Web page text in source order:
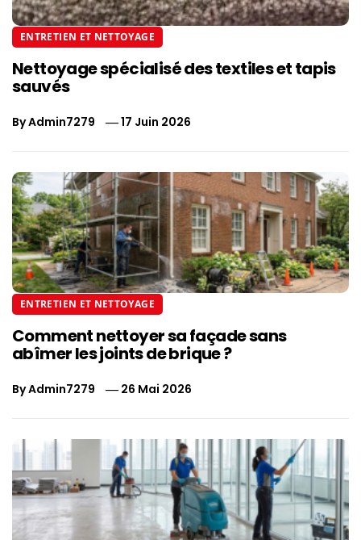
ENTRETIEN ET NETTOYAGE
Nettoyage spécialisé des textiles et tapis
sauvés
ByAdmin7279 17 Juin 2026
ENTRETIEN ET NETTOYAGE
Comment nettoyer sa façade sans
abîmer les joints de brique ?
ByAdmin7279 26 Mai 2026